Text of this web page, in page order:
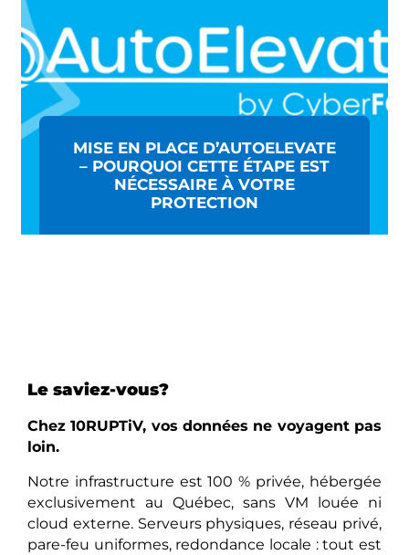
MISE EN PLACE D’AUTOELEVATE
– POURQUOI CETTE ÉTAPE EST
NÉCESSAIRE À VOTRE
PROTECTION
Le saviez-vous?
Chez 10RUPTiV, vos données ne voyagent pas
loin.
Notre infrastructure est 100 % privée, hébergée
exclusivement au Québec, sans VM louée ni
cloud externe. Serveurs physiques, réseau privé,
pare-feu uniformes, redondance locale : tout est